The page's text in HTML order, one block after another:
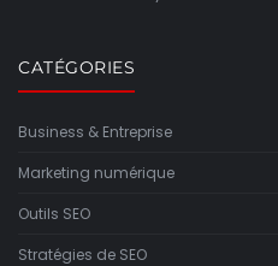
CATÉGORIES
Business & Entreprise
Marketing numérique
Outils SEO
Stratégies de SEO